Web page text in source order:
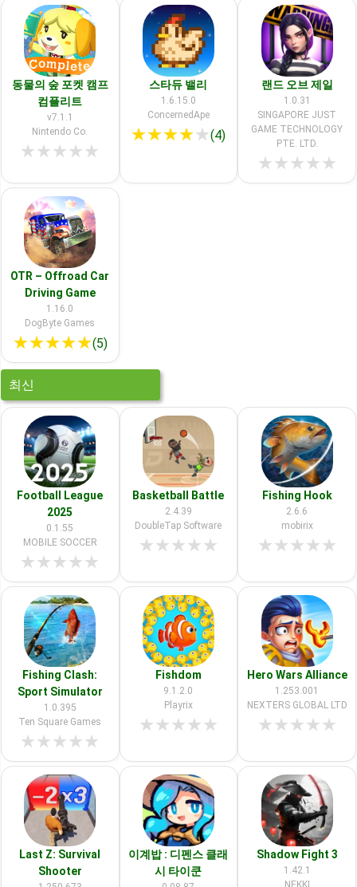
동물의 숲 포켓 캠프
컴플리트
v7.1.1
Nintendo Co.
★★★★★
스타듀 밸리
1.6.15.0
ConcernedApe
★★★★★(4)
랜드 오브 제일
1.0.31
SINGAPORE JUST
GAME TECHNOLOGY
PTE. LTD.
★★★★★
OTR – Offroad Car
Driving Game
1.16.0
DogByte Games
★★★★★(5)
최신
Football League
2025
0.1.55
MOBILE SOCCER
★★★★★
Basketball Battle
2.4.39
DoubleTap Software
★★★★★
Fishing Hook
2.6.6
mobirix
★★★★★
Fishing Clash:
Sport Simulator
1.0.395
Ten Square Games
★★★★★
Fishdom
9.1.2.0
Playrix
★★★★★
Hero Wars Alliance
1.253.001
NEXTERS GLOBAL LTD
★★★★★
Last Z: Survival
Shooter
이계밥 : 디펜스 클래
시 타이쿤
Shadow Fight 3
1.42.1
NEKKI